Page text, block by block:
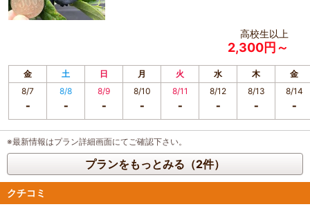
高校生以上
2,300円～
金 土 日 月 火 水 木
金
8/7
8/8 8/9 8/10 8/11 8/12 8/13 8/14
※最新情報はプラン詳細画面にてご確認下さい。
プランをもっとみる（2件）
クチコミ